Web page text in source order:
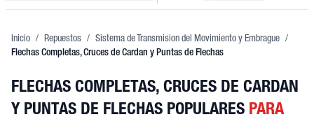
Inicio / Repuestos / Sistema de Transmision del Movimiento y Embrague /
Flechas Completas, Cruces de Cardan y Puntas de Flechas
FLECHAS COMPLETAS, CRUCES DE CARDAN
Y PUNTAS DE FLECHAS POPULARES PARA